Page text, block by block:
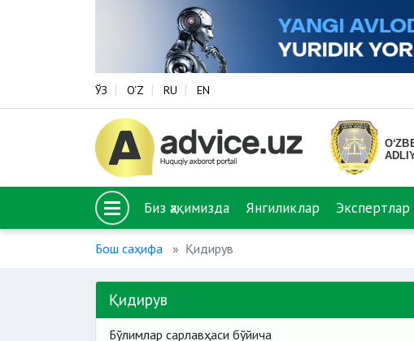
ЎЗ O‘Z RU EN
Биз ҳақимизда Янгиликлар Экспертлар
Бош саҳифа Қидирув
Қидирув
Бўлимлар сарлавҳаси бўйича